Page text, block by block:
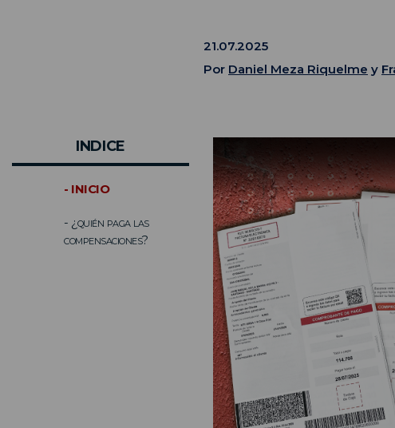
21.07.2025
Por Daniel Meza Riquelme y
INDICE
- INICIO
- ¿quién paga las
compensaciones?